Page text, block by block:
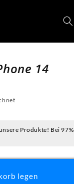
14
Produkte! Bei 97%
legen